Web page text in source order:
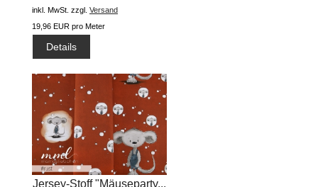
inkl. MwSt. zzgl. Versand
19,96 EUR pro Meter
Details
Jersey-Stoff "Mäuseparty...